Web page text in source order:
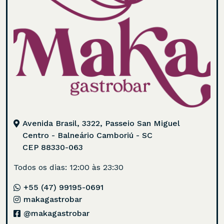
Avenida Brasil, 3322, Passeio San Miguel
Centro - Balneário Camboriú - SC
CEP 88330-063
Todos os dias: 12:00 às 23:30
+55 (47) 99195-0691
makagastrobar
@makagastrobar